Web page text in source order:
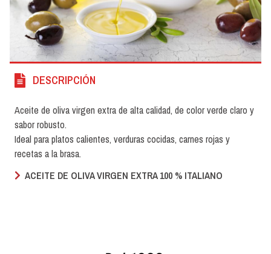
DESCRIPCIÓN
Aceite de oliva virgen extra de alta calidad, de color verde claro y
sabor robusto.
Ideal para platos calientes, verduras cocidas, carnes rojas y
recetas a la brasa.
ACEITE DE OLIVA VIRGEN EXTRA 100 % ITALIANO